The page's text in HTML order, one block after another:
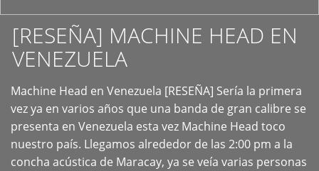
[RESEÑA] MACHINE HEAD EN
VENEZUELA
Machine Head en Venezuela [RESEÑA] Sería la primera
vez ya en varios años que una banda de gran calibre se
presenta en Venezuela esta vez Machine Head toco
nuestro país. Llegamos alrededor de las 2:00 pm a la
concha acústica de Maracay, ya se veía varias personas
+